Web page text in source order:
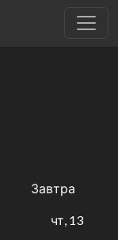
Завтра
чт, 13